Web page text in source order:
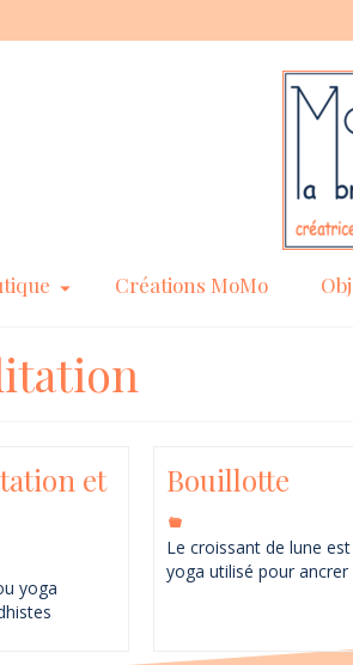
Créations MoMo
et
yoga
Bouillotte
Le croissant de lune
yoga utilisé pour